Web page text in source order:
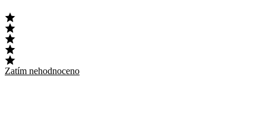
Zatím nehodnoceno